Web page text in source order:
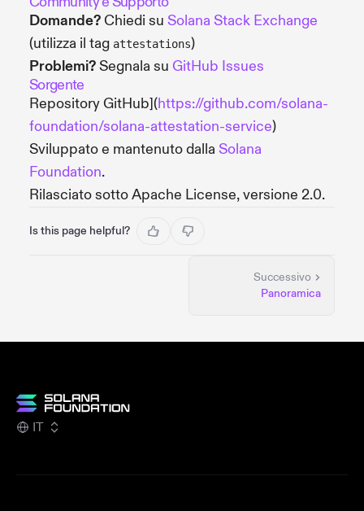
Domande?Chiedi su Solana Stack Exchange
(utilizza il tag attestations)
Problemi?Segnala su GitHub Issues
Sorgente
Repository GitHub](https://github.com/solana-
foundation/solana-attestation-service)
Sviluppato e mantenuto dalla Solana
Foundation.
Rilasciato sotto Apache License, versione 2.0.
Is this page helpful?
Successivo
Panoramica
IT